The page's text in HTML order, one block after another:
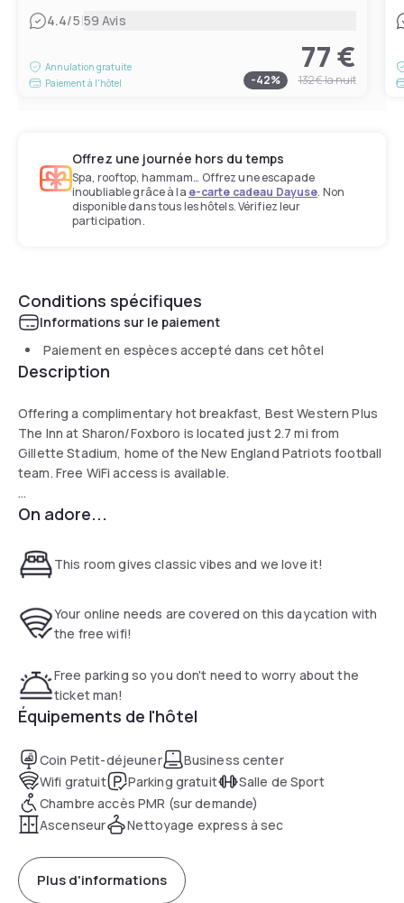
4.4/5|59 Avis
Annulation gratuite
Paiement à l'hôtel
77 €
-42% 132 €la nuit
Offrez une journée hors du temps
Spa, rooftop, hammam… Offrez une escapade
inoubliable grâce à la e-carte cadeau Dayuse. Non
disponible dans tous les hôtels. Vérifiez leur
participation.
Conditions spécifiques
Informations sur le paiement
Paiement en espèces accepté dans cet hôtel
Description
Offering a complimentary hot breakfast, Best Western Plus
The Inn at Sharon/Foxboro is located just 2.7 mi from
Gillette Stadium, home of the New England Patriots football
team. Free WiFi access is available.
A microwave, refrigerator and flat-screen cable TV are
hairdryer and free toiletries.
throughout the property and has a mini-market on-site Dry
cleaning and a 24-hour front desk are also offered.
A hot breakfast including eggs, cereal, fruit and more is
served each morning. The hotel also has vending machines.
Interstate 95 is 0.8 mi away from Best Western Plus The Inn
at Sharon/Foxboro. Wrentham Village Premium Outlets is 11
mi from the property.
On adore...
This room gives classic vibes and we love it!
Your online needs are covered on this daycation with
the free wifi!
Free parking so you don't need to worry about the
ticket man!
Équipements de l'hôtel
Coin Petit-déjeuner
Business center
Wifi gratuit
Parking gratuit
Salle de Sport
Chambre accès PMR (sur demande)
Ascenseur
Nettoyage express à sec
Plus d'informations